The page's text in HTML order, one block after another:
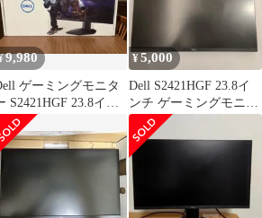
9,980
ゲーミングモニタ
S2421HGF 23.8イン
¥5,000
Dell S2421HGF 23.8イ
ンチ ゲーミングモニタ
ー